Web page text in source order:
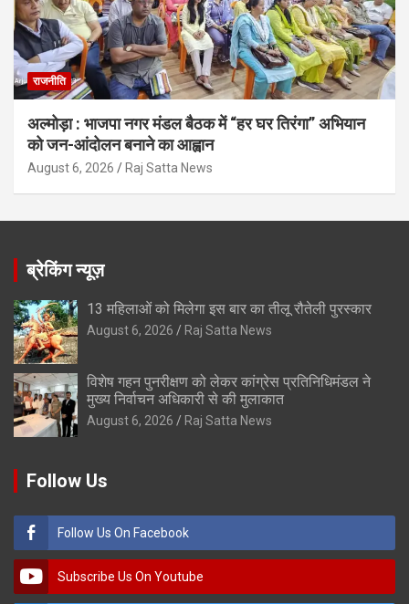
राजनीति
अल्मोड़ा : भाजपा नगर मंडल बैठक में “हर घर तिरंगा” अभियान
को जन-आंदोलन बनाने का आह्वान
August 6, 2026 Raj Satta News
ब्रेकिंग न्यूज़
13 महिलाओं को मिलेगा इस बार का तीलू रौतेली पुरस्कार
August 6, 2026 Raj Satta News
विशेष गहन पुनरीक्षण को लेकर कांग्रेस प्रतिनिधिमंडल ने
मुख्य निर्वाचन अधिकारी से की मुलाकात
August 6, 2026 Raj Satta News
Follow Us
Follow Us On Facebook
Subscribe Us On Youtube